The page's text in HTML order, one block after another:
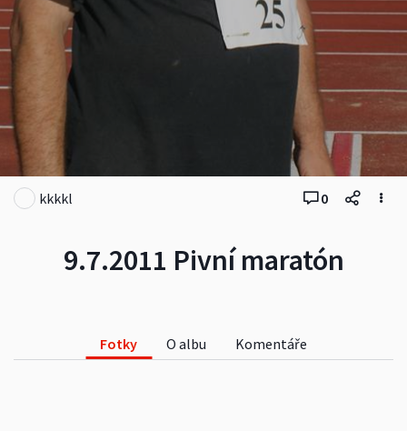
9.7.2011 Pivní maratón
kkkkl 0
Fotky O albu Komentáře